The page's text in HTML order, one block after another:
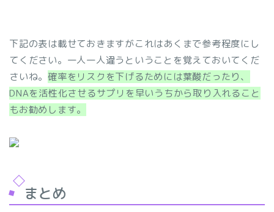
下記の表は載せておきますがこれはあくまで参考程度にし
てください。一人一人違うということを覚えておいてくだ
さいね。確率をリスクを下げるためには葉酸だったり、
DNAを活性化させるサプリを早いうちから取り入れること
もお勧めします。
まとめ